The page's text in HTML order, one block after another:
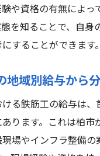
や資格の有無によっ
を知ることで、自身
することができます。
地域別給与から
る鉄筋工の給与は、
ります。これは柏市
場やインフラ整備の